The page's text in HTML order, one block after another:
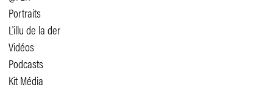
Portraits
L'illu de la der
Vidéos
Podcasts
Kit Média